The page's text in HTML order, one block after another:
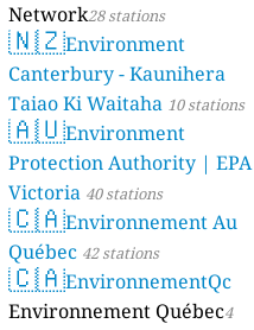
Network28 stations
🇳🇿Environment
Canterbury - Kaunihera
Taiao Ki Waitaha 10 stations
🇦🇺Environment
Protection Authority | EPA
Victoria 40 stations
🇨🇦Environnement Au
Québec 42 stations
🇨🇦EnvironnementQc
Environnement Québec4